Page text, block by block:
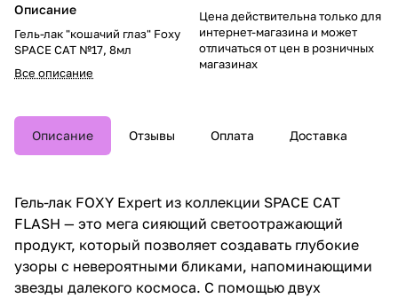
Описание
Гель-лак "кошачий глаз" Foxy
SPACE CAT №17, 8мл
Все описание
Цена действительна только для
интернет-магазина и может
отличаться от цен в розничных
магазинах
Описание Отзывы Оплата Доставка
Гель-лак FOXY Expert из коллекции SPACE CAT
FLASH — это мега сияющий светоотражающий
продукт, который позволяет создавать глубокие
узоры с невероятными бликами, напоминающими
звезды далекого космоса. С помощью двух